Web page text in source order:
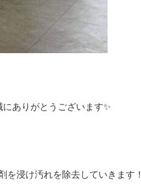
ありがとうございます✨️
を浸け汚れを除去していきます！